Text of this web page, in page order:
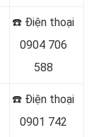
☎️ Điện thoại
0904 706
588
☎️ Điện thoại
0901 742